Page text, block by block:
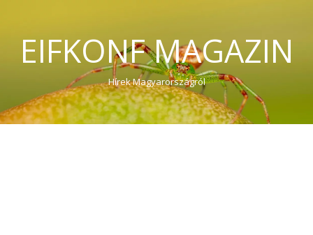
EIFKONF MAGAZIN
Hírek Magyarországról